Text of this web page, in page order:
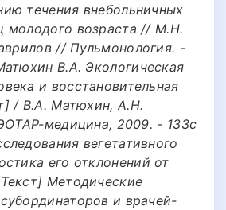
течения внебольничных
молодого возраста // М.Н.
// Пульмонология. -
В.А. Экологическая
и восстановительная
/ В.А. Матюхин, А.Н.
медицина, 2009. - 133с
вегетативного
его отклонений от
Методические
и врачей-